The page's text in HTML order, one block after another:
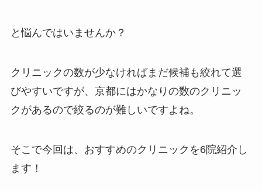
と悩んではいませんか？
クリニックの数が少なければまだ候補も絞れて選
びやすいですが、京都にはかなりの数のクリニッ
クがあるので絞るのが難しいですよね。
そこで今回は、おすすめのクリニックを6院紹介し
ます！